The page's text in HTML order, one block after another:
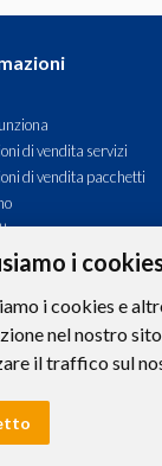
i
i cookies e
nel nostro
il traffico sul
di vendita servizi
di vendita pacchetti
e Agricoltura di